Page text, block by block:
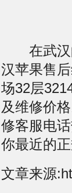
在武汉的
汉苹果售
场32层
及维修价
修客服电
你最近的
文章来源